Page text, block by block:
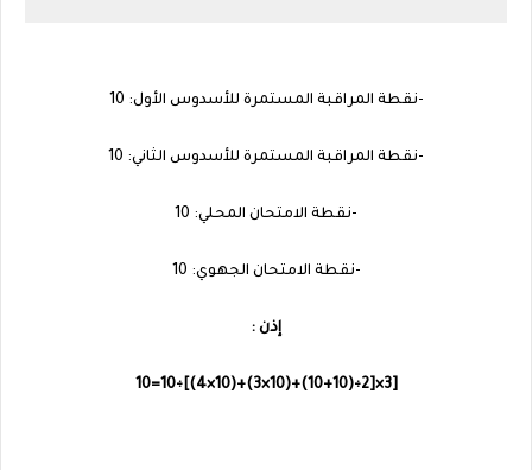
-نقطة المراقبة المستمرة للأسدوس الأول: 10
-نقطة المراقبة المستمرة للأسدوس الثاني: 10
-نقطة الامتحان المحلي: 10
-نقطة الامتحان الجهوي: 10
إذن :
[3×[2÷(10+10)+(10×3)+(10×4)]÷10=10